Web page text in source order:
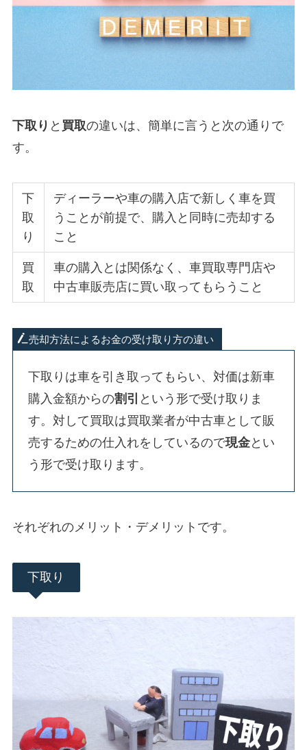
下取り と 買取の違いは、簡単に言うと次の通りで
す。
下
取
り
ディーラーや車の購入店で新しく車を買
うことが前提で、購入と同時に売却する
こと
買
取
車の購入とは関係なく、車買取専門店や
中古車販売店に買い取ってもらうこと
売却方法によるお金の受け取り方の違い
下取りは車を引き取ってもらい、対価は新車
購入金額からの割引 という形で受け取りま
す。対して買取は買取業者が中古車として販
売するための仕入れをしているので現金とい
う形で受け取ります。
それぞれのメリット・デメリットです。
下取り